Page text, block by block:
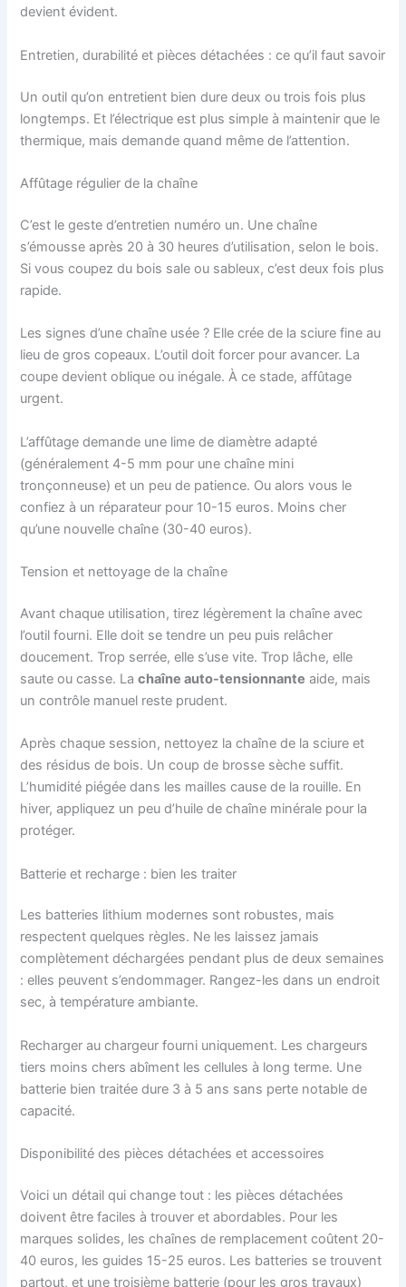
devient évident.
Entretien, durabilité et pièces détachées : ce qu’il faut savoir
Un outil qu’on entretient bien dure deux ou trois fois plus
longtemps. Et l’électrique est plus simple à maintenir que le
thermique, mais demande quand même de l’attention.
Affûtage régulier de la chaîne
C’est le geste d’entretien numéro un. Une chaîne
s’émousse après 20 à 30 heures d’utilisation, selon le bois.
Si vous coupez du bois sale ou sableux, c’est deux fois plus
rapide.
Les signes d’une chaîne usée ? Elle crée de la sciure fine au
lieu de gros copeaux. L’outil doit forcer pour avancer. La
coupe devient oblique ou inégale. À ce stade, affûtage
urgent.
L’affûtage demande une lime de diamètre adapté
(généralement 4-5 mm pour une chaîne mini
tronçonneuse) et un peu de patience. Ou alors vous le
confiez à un réparateur pour 10-15 euros. Moins cher
qu’une nouvelle chaîne (30-40 euros).
Tension et nettoyage de la chaîne
Avant chaque utilisation, tirez légèrement la chaîne avec
l’outil fourni. Elle doit se tendre un peu puis relâcher
doucement. Trop serrée, elle s’use vite. Trop lâche, elle
saute ou casse. Lachaîne auto-tensionnante aide, mais
un contrôle manuel reste prudent.
Après chaque session, nettoyez la chaîne de la sciure et
des résidus de bois. Un coup de brosse sèche suffit.
L’humidité piégée dans les mailles cause de la rouille. En
hiver, appliquez un peu d’huile de chaîne minérale pour la
protéger.
Batterie et recharge : bien les traiter
Les batteries lithium modernes sont robustes, mais
respectent quelques règles. Ne les laissez jamais
complètement déchargées pendant plus de deux semaines
: elles peuvent s’endommager. Rangez-les dans un endroit
sec, à température ambiante.
Recharger au chargeur fourni uniquement. Les chargeurs
tiers moins chers abîment les cellules à long terme. Une
batterie bien traitée dure 3 à 5 ans sans perte notable de
capacité.
Disponibilité des pièces détachées et accessoires
Voici un détail qui change tout : les pièces détachées
doivent être faciles à trouver et abordables. Pour les
marques solides, les chaînes de remplacement coûtent 20-
40 euros, les guides 15-25 euros. Les batteries se trouvent
partout, et une troisième batterie (pour les gros travaux)